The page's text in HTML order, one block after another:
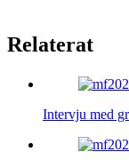
Relaterat
Intervju med